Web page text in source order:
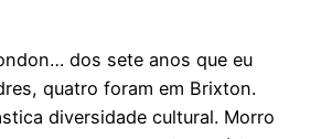
dos sete anos que eu
quatro foram em Brixton.
diversidade cultural. Morro